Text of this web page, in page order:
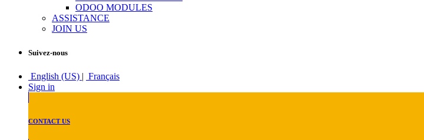
ODOO MODULES
ASSISTANCE
JOIN US
Suivez-nous
English (US) | Français
Sign in
CONTACT US